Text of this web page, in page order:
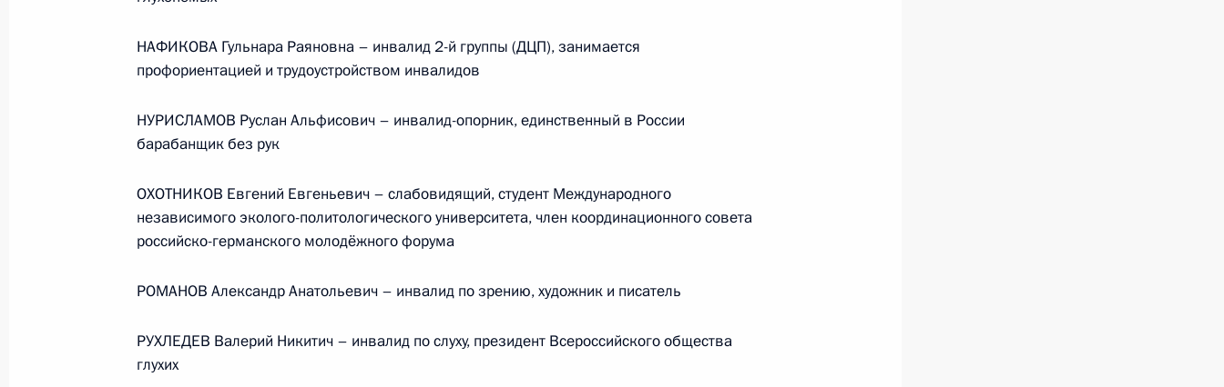
научно-методический центр
по продвижению русского языка
14 июля 2026 года, 16:00
эффективности сохранения объектов
культурного наследия, находящихся
14 июля 2026 года, 15:00
Семинар-совещание по развитию
экосистем цифровой экономики
и цифровых платформ
9 июля 2026 года, 17:00
Российско-китайская встреча
8 июля 2026 года, 15:00
Комиссии и советы
НАФИКОВА Гульнара Раяновна – инвалид 2-й группы (ДЦП), занимается
профориентацией и трудоустройством инвалидов
НУРИСЛАМОВ Руслан Альфисович – инвалид-опорник, единственный в России
барабанщик без рук
ОХОТНИКОВ Евгений Евгеньевич – слабовидящий, студент Международного
независимого эколого-политологического университета, член координационного совета
российско-германского молодёжного форума
РОМАНОВ Александр Анатольевич – инвалид по зрению, художник и писатель
РУХЛЕДЕВ Валерий Никитич – инвалид по слуху, президент Всероссийского общества
глухих